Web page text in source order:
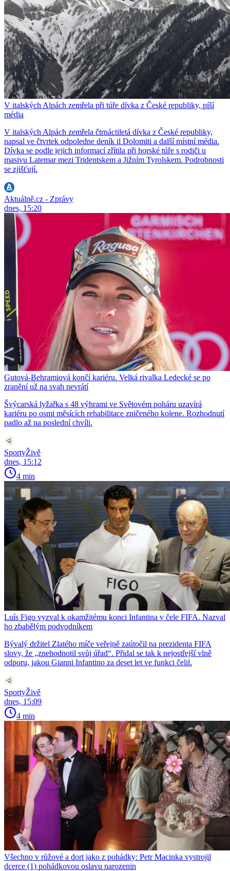
V italských Alpách zemřela při túře dívka z České republiky, píší
média
V italských Alpách zemřela čtrnáctiletá dívka z České republiky,
napsal ve čtvrtek odpoledne deník il Dolomiti a další místní média.
Dívka se podle jejich informací zřítila při horské túře s rodiči u
masivu Latemar mezi Tridentskem a Jižním Tyrolskem. Podrobnosti
se zjišťují.
Aktuálně.cz - Zprávy
dnes, 15:20
Gutová-Behramiová končí kariéru. Velká rivalka Ledecké se po
zranění už na svah nevrátí
Švýcarská lyžařka s 48 výhrami ve Světovém poháru uzavírá
kariéru po osmi měsících rehabilitace zničeného kolene. Rozhodnutí
padlo až na poslední chvíli.
SportyŽivě
dnes, 15:12
4 min
Luís Figo vyzval k okamžitému konci Infantina v čele FIFA. Nazval
ho zbabělým podvodníkem
Bývalý držitel Zlatého míče veřejně zaútočil na prezidenta FIFA
slovy, že „znehodnotil svůj úřad“. Přidal se tak k nejostřejší vlně
odporu, jakou Gianni Infantino za deset let ve funkci čelil.
SportyŽivě
dnes, 15:09
4 min
Všechno v růžové a dort jako z pohádky: Petr Macinka vystrojil
dcerce (1) pohádkovou oslavu narozenin